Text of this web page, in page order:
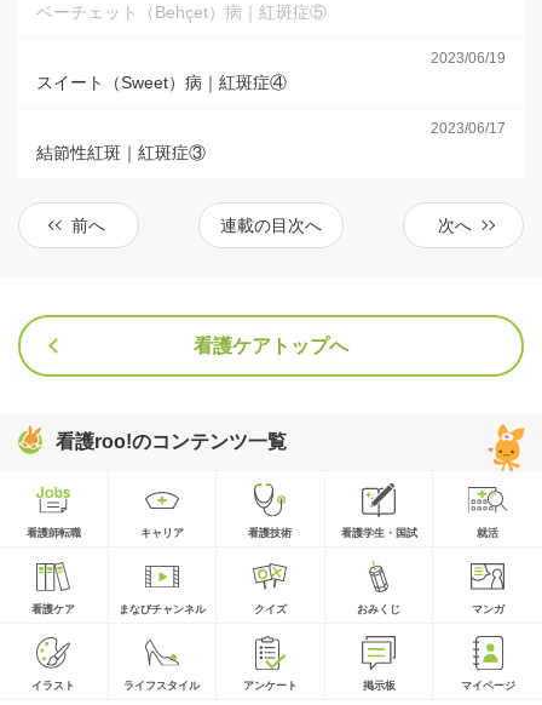
ベーチェット（Behçet）病｜紅斑症⑤
2023/06/19
スイート（Sweet）病｜紅斑症④
2023/06/17
結節性紅斑｜紅斑症③
前へ 連載の目次へ 次へ
看護ケアトップへ
看護roo!のコンテンツ一覧
看護師転職 キャリア 看護技術 看護学生・国試 就活
看護ケア まなびチャンネル クイズ おみくじ マンガ
イラスト ライフスタイル アンケート 掲示板 マイページ